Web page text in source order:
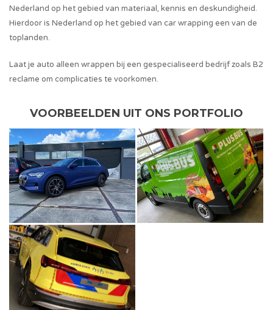
Nederland op het gebied van materiaal, kennis en deskundigheid.
Hierdoor is Nederland op het gebied van car wrapping een van de
toplanden.
Laat je auto alleen wrappen bij een gespecialiseerd bedrijf zoals B2
reclame om complicaties te voorkomen.
VOORBEELDEN UIT ONS PORTFOLIO